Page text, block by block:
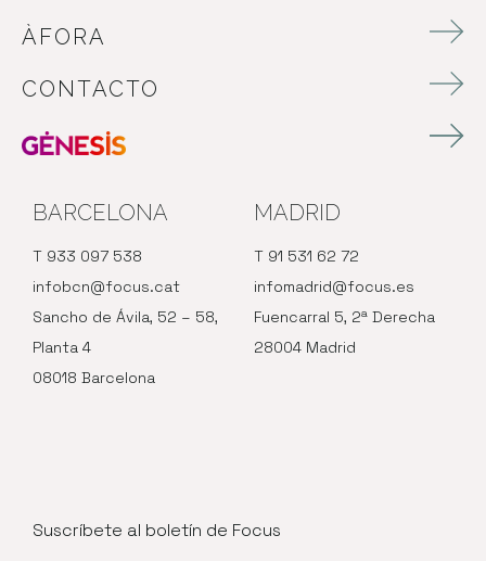
ÀFORA
CONTACTO
BARCELONA
T 933 097 538
infobcn@focus.cat
Sancho de Ávila, 52 – 58,
Planta 4
08018 Barcelona
MADRID
T 91 531 62 72
infomadrid@focus.es
Fuencarral 5, 2ª Derecha
28004 Madrid
Suscríbete al boletín de Focus